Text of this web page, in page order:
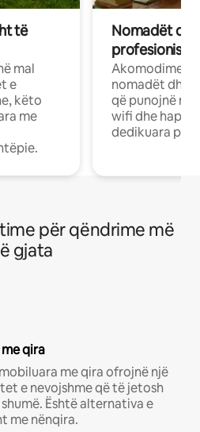
të
mal
e
këto
me
Nomadët
Akomodime
nomadët dhe
që punojnë në
wifi dhe
dedikuara
për qëndrime më
gjata
qira
me qira ofrojnë një
e nevojshme që të jetosh
Është alternativa e
me nënqira.